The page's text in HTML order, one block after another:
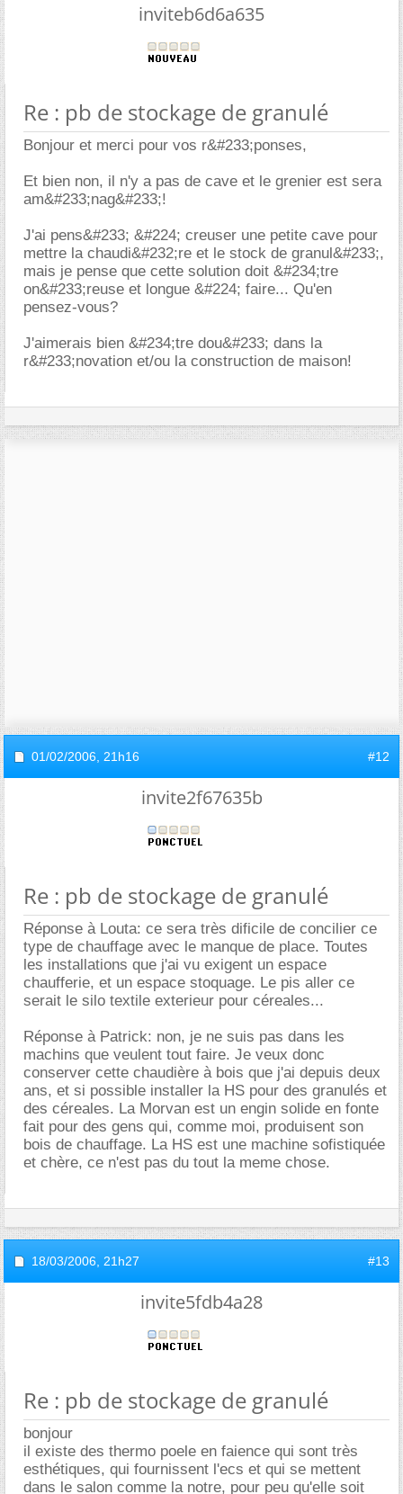
inviteb6d6a635
Re : pb de stockage de granulé
Bonjour et merci pour vos r&#233;ponses,
Et bien non, il n'y a pas de cave et le grenier est sera
am&#233;nag&#233;!
J'ai pens&#233; &#224; creuser une petite cave pour
mettre la chaudi&#232;re et le stock de granul&#233;,
mais je pense que cette solution doit &#234;tre
on&#233;reuse et longue &#224; faire... Qu'en
pensez-vous?
J'aimerais bien &#234;tre dou&#233; dans la
r&#233;novation et/ou la construction de maison!
01/02/2006, 21h16 #12
invite2f67635b
Re : pb de stockage de granulé
Réponse à Louta: ce sera très dificile de concilier ce
type de chauffage avec le manque de place. Toutes
les installations que j'ai vu exigent un espace
chaufferie, et un espace stoquage. Le pis aller ce
serait le silo textile exterieur pour céreales...
Réponse à Patrick: non, je ne suis pas dans les
machins que veulent tout faire. Je veux donc
conserver cette chaudière à bois que j'ai depuis deux
ans, et si possible installer la HS pour des granulés et
des céreales. La Morvan est un engin solide en fonte
fait pour des gens qui, comme moi, produisent son
bois de chauffage. La HS est une machine sofistiquée
et chère, ce n'est pas du tout la meme chose.
18/03/2006, 21h27 #13
invite5fdb4a28
Re : pb de stockage de granulé
bonjour
il existe des thermo poele en faience qui sont très
esthétiques, qui fournissent l'ecs et qui se mettent
dans le salon comme la notre, pour peu qu'elle soit